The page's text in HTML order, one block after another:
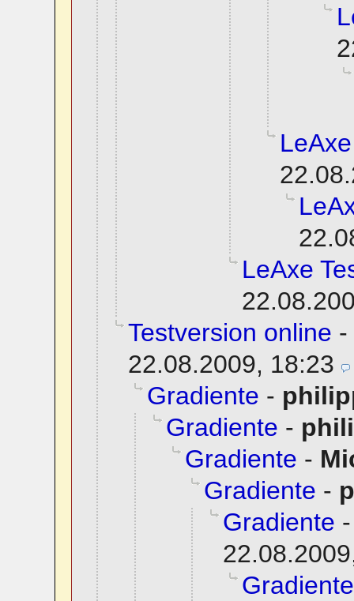
LeAxe
Testversion online -
22.08.2009, 18:23
Gradiente -
Gradiente -
Gradiente -
Gradiente -
Gradiente
Gradiente